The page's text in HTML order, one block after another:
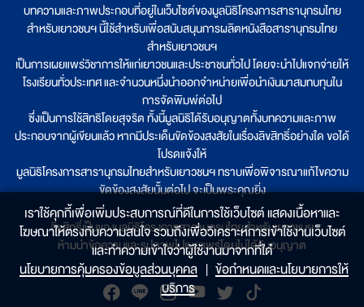
บทความและภาพประกอบที่อยู่ในเว็บไซต์ของมูลนิธิโครงการสารานุกรมไทย
สำหรับเยาวชนฯ นี้ใช้สำหรับเพื่อสนับสนุนการผลิตหนังสือสารานุกรมไทย
สำหรับเยาวชนฯ
เป็นการเผยแพร่วิชาการให้แก่เยาวชนและประชาชนทั่วไป โดยจะนำไปแจกจ่ายให้
โรงเรียนทั่วประเทศ และจำนวนหนึ่งนำออกจำหน่ายเพื่อนำเงินมาสมทบทุนใน
การจัดพิมพ์ต่อไป
ซึ่งเป็นการใช้สิทธิโดยสุจริต ทั้งนี้มูลนิธิได้รับอนุญาตทั้งบทความและภาพ
ประกอบจากผู้เขียนแล้ว หากมีประเด็นขัดข้องสงสัยในเรื่องลิขสิทธิ์อย่างใด ขอได้
โปรดแจ้งให้
มูลนิธิโครงการสารานุกรมไทยสำหรับเยาวชนฯ ทราบเพื่อพิจารณาแก้ไขความ
ขัดข้องสงสัยนั้นต่อไป จะเป็นพระคุณยิ่ง
ลิขสิทธิ์เป็นของมูลนิธิโครงการสารานุกรมไทยสำหรับเยาวชนฯ
ห้ามนำข้อความและรูปภาพไปเผยแพร่โดยไม่ได้รับอนุญาต
เราใช้คุกกี้เพื่อเพิ่มประสบการณ์ที่ดีในการใช้เว็บไซต์ แสดงเนื้อหาและ
โฆษณาให้ตรงกับความสนใจ รวมถึงเพื่อวิเคราะห์การเข้าใช้งานเว็บไซต์
และทำความเข้าใจว่าผู้ใช้งานมาจากที่ใด๋
นโยบายการคุ้มครองข้อมูลส่วนบุคคล | ข้อกำหนดและนโยบายการให้
บริการ